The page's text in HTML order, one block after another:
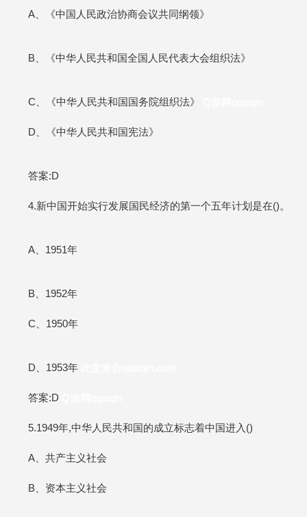
A、《中国人民政治协商会议共同纲领》
B、《中华人民共和国全国人民代表大会组织法》
C、《中华人民共和国国务院组织法》
D、《中华人民共和国宪法》
答案:D
4.新中国开始实行发展国民经济的第一个五年计划是在()。
A、1951年
B、1952年
C、1950年
D、1953年
答案:D
5.1949年,中华人民共和国的成立标志着中国进入()
A、共产主义社会
B、资本主义社会